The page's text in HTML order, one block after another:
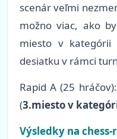
scenár veľmi
možno viac, ako
miesto v
desiatku v rámci
Rapid A (25 hráčov):
(3.miesto v
Výsledky na chess-